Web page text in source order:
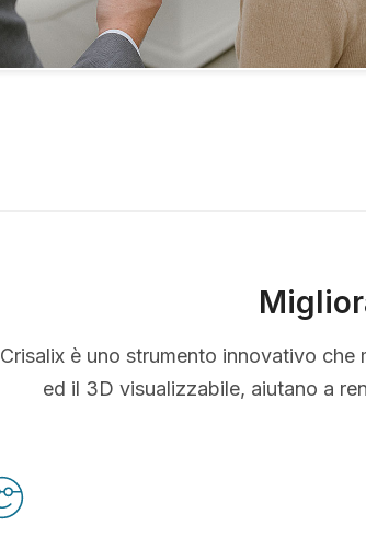
Crisalix è uno strumento innovativo
ed il 3D visualizzabile, aiutano a